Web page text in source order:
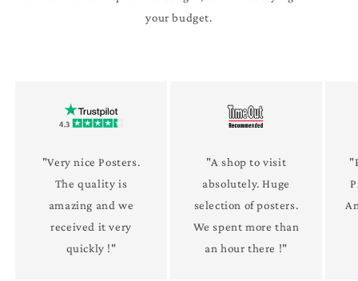
your budget.
"Very nice Posters.
The quality is
amazing and we
received it very
quickly !"
"A shop to visit
absolutely. Huge
selection of posters.
We spent more than
an hour there !"